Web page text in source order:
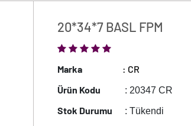
20*34*7 BASL FPM
Marka
: CR
Ürün Kodu
: 20347 CR
Stok Durumu : Tükendi